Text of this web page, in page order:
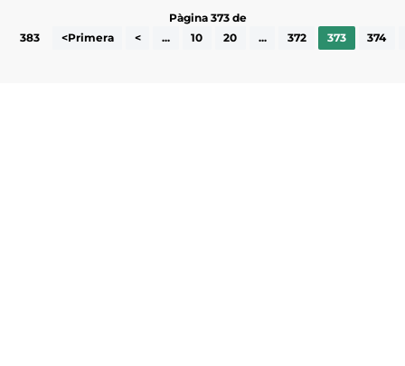
Pàgina 373 de
383
<Primera < ... 10 20 ... 372 373 374